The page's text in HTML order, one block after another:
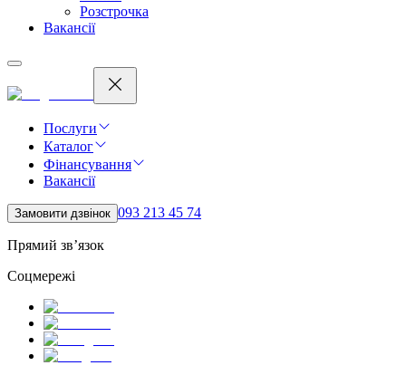
Розстрочка
Вакансії
Послуги
Каталог
Фінансування
Вакансії
Замовити дзвінок 093 213 45 74
Прямий зв’язок
Соцмережі